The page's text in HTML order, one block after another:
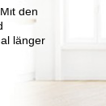
den
länger